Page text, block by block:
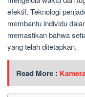
efektif. Teknologi
membantu individu
memastikan bahwa
yang telah ditetapkan.
Read More :